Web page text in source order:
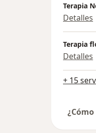
Terapia
Detalles
Terapia
Detalles
+ 15